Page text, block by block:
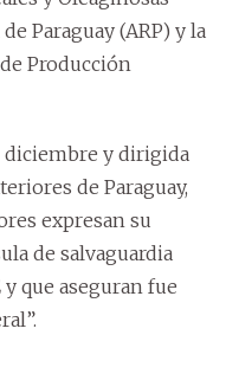
Paraguay (ARP) y la
Producción
diciembre y dirigida
de Paraguay,
expresan su
de salvaguardia
que aseguran fue